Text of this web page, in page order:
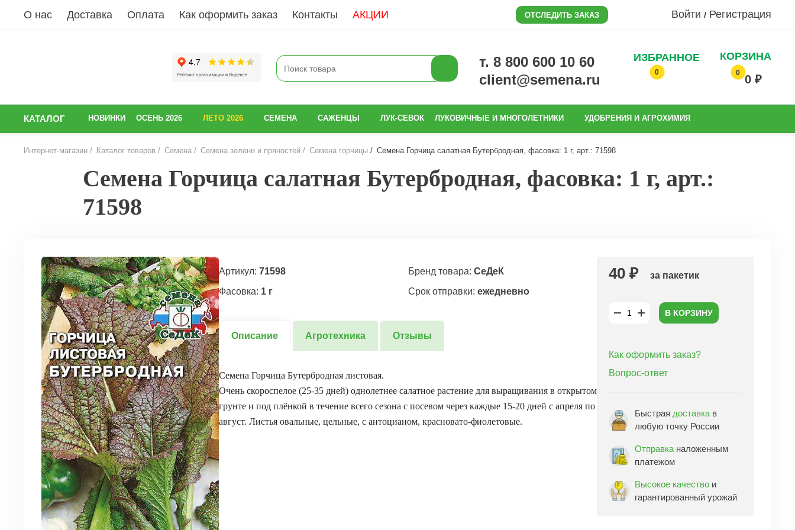
О нас Доставка Оплата Как оформить заказ Контакты АКЦИИ ОТСЛЕДИТЬ ЗАКАЗ Войти / Регистрация
т. 8 800 600 10 60
client@semena.ru
ИЗБРАННОЕ
0
КОРЗИНА
0
0 ₽
КАТАЛОГ НОВИНКИ ОСЕНЬ 2026 ЛЕТО 2026 СЕМЕНА САЖЕНЦЫ ЛУК-СЕВОК ЛУКОВИЧНЫЕ И МНОГОЛЕТНИКИ УДОБРЕНИЯ И АГРОХИМИЯ
Интернет-магазин Каталог товаров Семена Семена зелени и пряностей Семена горчицы Семена Горчица салатная Бутербродная, фасовка: 1 г, арт.: 71598
Семена Горчица салатная Бутербродная, фасовка: 1 г, арт.:
71598
Артикул: 71598 Бренд товара: СеДеК
Фасовка: 1 г Срок отправки: ежедневно
Описание Агротехника Отзывы
Семена Горчица Бутербродная листовая.
Очень скороспелое (25-35 дней) однолетнее салатное растение для выращивания в открытом
грунте и под плёнкой в течение всего сезона с посевом через каждые 15-20 дней с апреля по
август. Листья овальные, цельные, с антоцианом, красновато-фиолетовые.
40 ₽ за пакетик
В КОРЗИНУ
Как оформить заказ?
Вопрос-ответ
Быстрая доставка в
любую точку России
Отправка наложенным
платежом
Высокое качество и
гарантированный урожай